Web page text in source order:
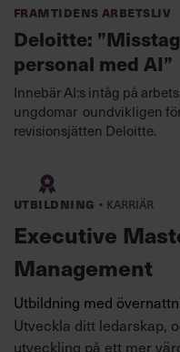
Framtidens arbetsliv
Deloitte:
personal med AI”
Innebär AI:s intåg på
ungdomar oundvikligen
revisionsjätten Deloitte.
Utbildning · Karriär
Executive
Management
Utbildning med
Utveckla ditt ledarskap,
utveckling på ett mer